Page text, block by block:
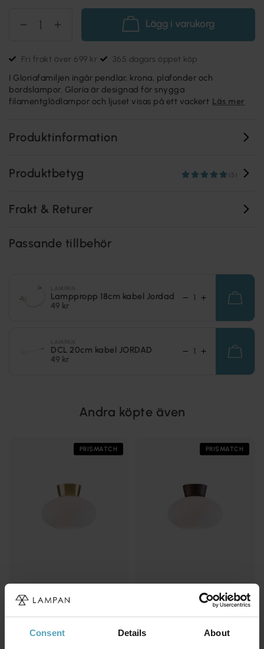
Consent Details About
Lägg i varukorg
Fri frakt över 699 kr 365 dagars öppet köp
I Gloriafamiljen ingår pendlar, krona, plafonder och
bordslampor. Gloria är designad för snygga
filamentglödlampor och ljuset visas på ett vackert Läs mer
Produktinformation
Produktbetyg (5)
Frakt & Returer
Passande tillbehör
Lamppropp 18cm kabel Jordad
49 kr
DCL 20cm kabel JORDAD
49 kr
Andra köpte även
PRISMATCH
1 479 kr
PRISMATCH
1 341 kr